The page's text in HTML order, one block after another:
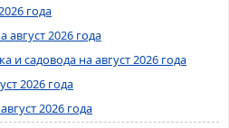
года
2026 года
и садовода на август 2026 года
2026 года
2026 года